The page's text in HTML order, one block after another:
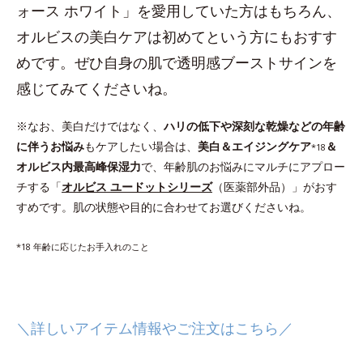
ォース ホワイト」を愛用していた方はもちろん、
オルビスの美白ケアは初めてという方にもおすす
めです。ぜひ自身の肌で透明感ブーストサインを
感じてみてくださいね。
※なお、美白だけではなく、ハリの低下や深刻な乾燥などの年齢
に伴うお悩みもケアしたい場合は、 美白＆エイジングケア*18 ＆
オルビス内最高峰保湿力で、年齢肌のお悩みにマルチにアプロー
チする「オルビス ユードットシリーズ（医薬部外品）」がおす
すめです。肌の状態や目的に合わせてお選びくださいね。
*18 年齢に応じたお手入れのこと
＼詳しいアイテム情報やご注文はこちら／